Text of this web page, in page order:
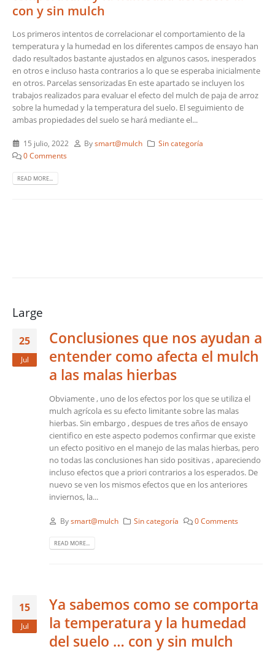
con y sin mulch
Los primeros intentos de correlacionar el comportamiento de la
temperatura y la humedad en los diferentes campos de ensayo han
dado resultados bastante ajustados en algunos casos, inesperados
en otros e incluso hasta contrarios a lo que se esperaba inicialmente
en otros. Parcelas sensorizadas En este apartado se incluyen los
trabajos realizados para evaluar el efecto del mulch de paja de arroz
sobre la humedad y la temperatura del suelo. El seguimiento de
ambas propiedades del suelo se hará mediante el...
15 julio, 2022 Bysmart@mulch
Sin categoría
0 Comments
READ MORE...
Large
25
Jul
Conclusiones que nos ayudan a
entender como afecta el mulch
a las malas hierbas
Obviamente , uno de los efectos por los que se utiliza el
mulch agrícola es su efecto limitante sobre las malas
hierbas. Sin embargo , despues de tres años de ensayo
cientifico en este aspecto podemos confirmar que existe
un efecto positivo en el manejo de las malas hierbas, pero
no todas las conclusiones han sido positivas , apareciendo
incluso efectos que a priori contrarios a los esperados. De
nuevo se ven los mismos efectos que en los anteriores
inviernos, la...
Bysmart@mulch Sin categoría 0 Comments
READ MORE...
15
Jul
Ya sabemos como se comporta
la temperatura y la humedad
del suelo … con y sin mulch